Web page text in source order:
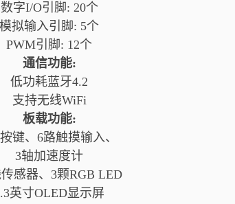
数字I/O引脚: 20个
模拟输入引脚: 5个
PWM引脚: 12个
通信功能:
低功耗蓝牙4.2
支持无线WiFi
板载功能:
键、6路触摸输入、
3轴加速度计
感器、3颗RGB LED
英寸OLED显示屏